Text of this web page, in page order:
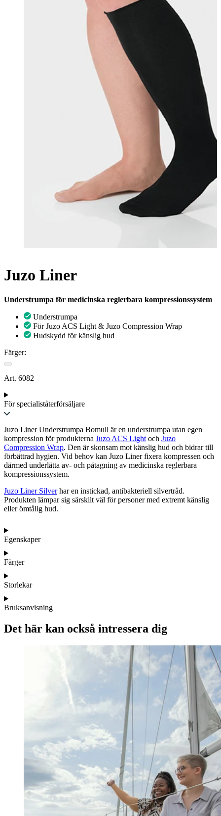
Juzo Liner
Understrumpa för medicinska reglerbara kompressionssystem
Understrumpa
För Juzo ACS Light & Juzo Compression Wrap
Hudskydd för känslig hud
Färger:
Art. 6082
För specialiståterförsäljare
Juzo Liner Understrumpa Bomull är en understrumpa utan egen
kompression för produkterna Juzo ACS Light och Juzo
Compression Wrap. Den är skonsam mot känslig hud och bidrar till
förbättrad hygien. Vid behov kan Juzo Liner fixera kompressen och
därmed underlätta av- och påtagning av medicinska reglerbara
kompressionssystem.
Juzo Liner Silverhar en instickad, antibakteriell silvertråd.
Produkten lämpar sig särskilt väl för personer med extremt känslig
eller ömtålig hud.
Egenskaper
Färger
Storlekar
Bruksanvisning
Det här kan också intressera dig